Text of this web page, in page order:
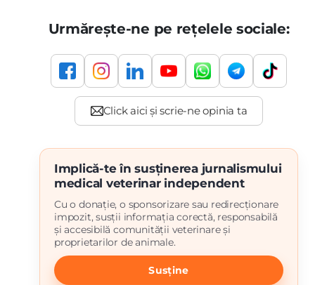
Urmărește-ne pe rețelele sociale:
Implică-te în susținerea jurnalismului
medical veterinar independent
Cu o donație, o sponsorizare sau redirecționare
impozit, susții informația corectă, responsabilă
și accesibilă comunității veterinare și
proprietarilor de animale.
Susține